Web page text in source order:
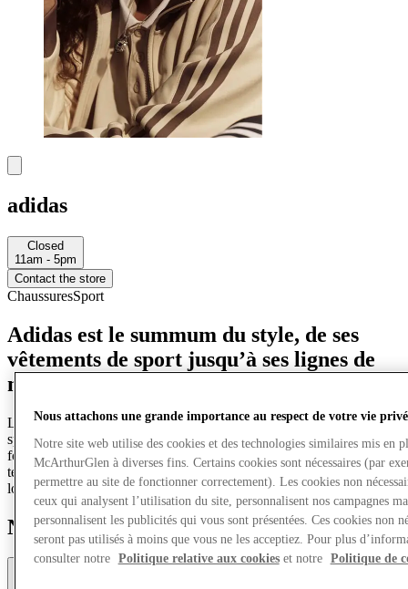
adidas
Closed
11am - 5pm
Contact the store
ChaussuresSport
Adidas est le summum du style, de ses
vêtements de sport jusqu’à ses lignes de
mode.
Le logo adidas est reconnu comme un symbole de chaussures de
sport de qualité dans le monde entier. Qu’il s’agisse de course, de
football, de tennis ou de golf, adidas utilise les dernières
technologies pour offrir à ses clients un avantage supplémentaire
lorsqu’ils entrent sur le terrain.
Nouveaux arrivants
Nous attachons une grande importance au respect de votre vie
Notre site web utilise des cookies et des technologies similaires mis en
McArthurGlen à diverses fins. Certains cookies sont nécessaires (par
permettre au site de fonctionner correctement). Les cookies non
ceux qui analysent l’utilisation du site, personnalisent nos campagnes
personnalisent les publicités qui vous sont présentées. Ces cookies non
seront pas utilisés à moins que vous ne les acceptiez. Pour plus
consulter notre Politique relative aux cookieset notre Politique de